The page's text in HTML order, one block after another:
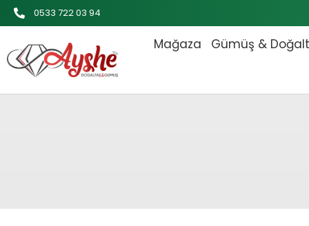
İçeriğe
atla
0533 722 03 94
Mağaza Gümüş &